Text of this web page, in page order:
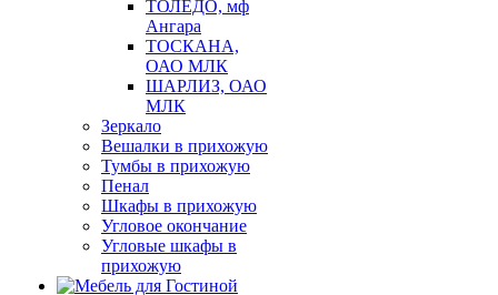
ТОЛЕДО, мф
Ангара
ТОСКАНА,
ОАО МЛК
ШАРЛИЗ, ОАО
МЛК
Зеркало
Вешалки в прихожую
Тумбы в прихожую
Пенал
Шкафы в прихожую
Угловое окончание
Угловые шкафы в
прихожую